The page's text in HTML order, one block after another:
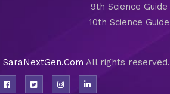
9th Science Guide
10th Science Guide
SaraNextGen.Com All rights reserved.